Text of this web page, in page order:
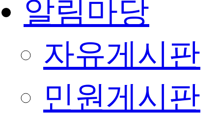
알림마당
자유게시판
민원게시판